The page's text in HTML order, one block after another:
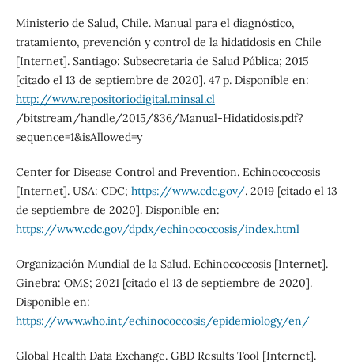
Ministerio de Salud, Chile. Manual para el diagnóstico,
tratamiento, prevención y control de la hidatidosis en Chile
[Internet]. Santiago: Subsecretaria de Salud Pública; 2015
[citado el 13 de septiembre de 2020]. 47 p. Disponible en:
http://www.repositoriodigital.minsal.cl
/bitstream/handle/2015/836/Manual-Hidatidosis.pdf?
sequence=1&isAllowed=y
Center for Disease Control and Prevention. Echinococcosis
[Internet]. USA: CDC; https://www.cdc.gov/. 2019 [citado el 13
de septiembre de 2020]. Disponible en:
https://www.cdc.gov/dpdx/echinococcosis/index.html
Organización Mundial de la Salud. Echinococcosis [Internet].
Ginebra: OMS; 2021 [citado el 13 de septiembre de 2020].
Disponible en:
https://www.who.int/echinococcosis/epidemiology/en/
Global Health Data Exchange. GBD Results Tool [Internet].